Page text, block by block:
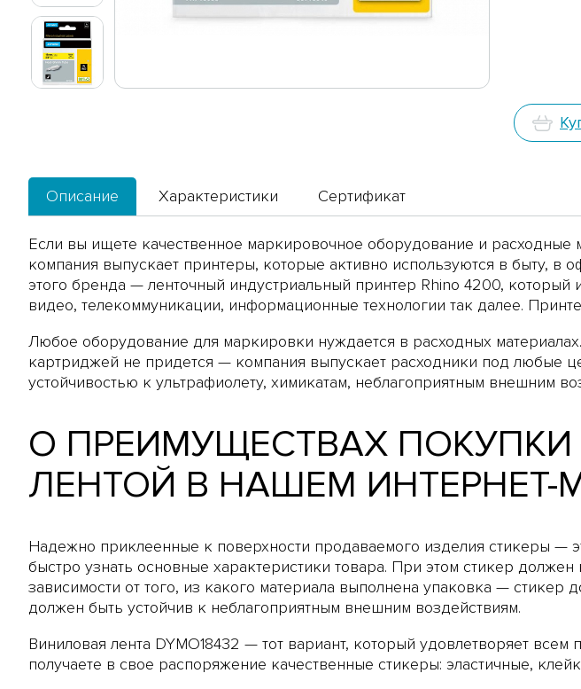
Описание Характеристики Сертификат
Если вы ищете качественное маркировочное оборудование и
компания выпускает принтеры, которые активно используются в быту,
этого бренда — ленточный индустриальный принтер Rhino 4200, который
видео, телекоммуникации, информационные технологии так далее.
Любое оборудование для маркировки нуждается в расходных
картриджей не придется — компания выпускает расходники под любые
устойчивостью к ультрафиолету, химикатам, неблагоприятным внешним
О ПРЕИМУЩЕСТВАХ
ЛЕНТОЙ В НАШЕМ ИНТЕРНЕТ-
Надежно приклеенные к поверхности продаваемого изделия стикеры —
быстро узнать основные характеристики товара. При этом стикер
зависимости от того, из какого материала выполнена упаковка —
должен быть устойчив к неблагоприятным внешним воздействиям.
Виниловая лента DYMO18432 — тот вариант, который удовлетворяет
получаете в свое распоряжение качественные стикеры: эластичные,